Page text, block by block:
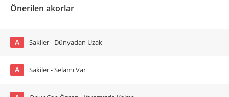
Önerilen akorlar
A Sakiler - Dünyadan Uzak
A Sakiler - Selamı Var